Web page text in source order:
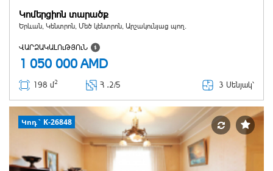
Կոմերցիոն տարածք
Երևան, Կենտրոն, Մեծ կենտրոն, Արշակունյաց պող.
ՎԱՐՁԱԿԱԼՈւԹՅՈւՆ
1 050 000 AMD
198 մ2 Հ ․2/5 3 Սենյակ՝
Կոդ` K-26848